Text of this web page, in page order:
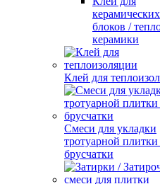
керамических
блоков /
керамики
Клей для
Смеси для укладки
тротуарной плитки
брусчатки